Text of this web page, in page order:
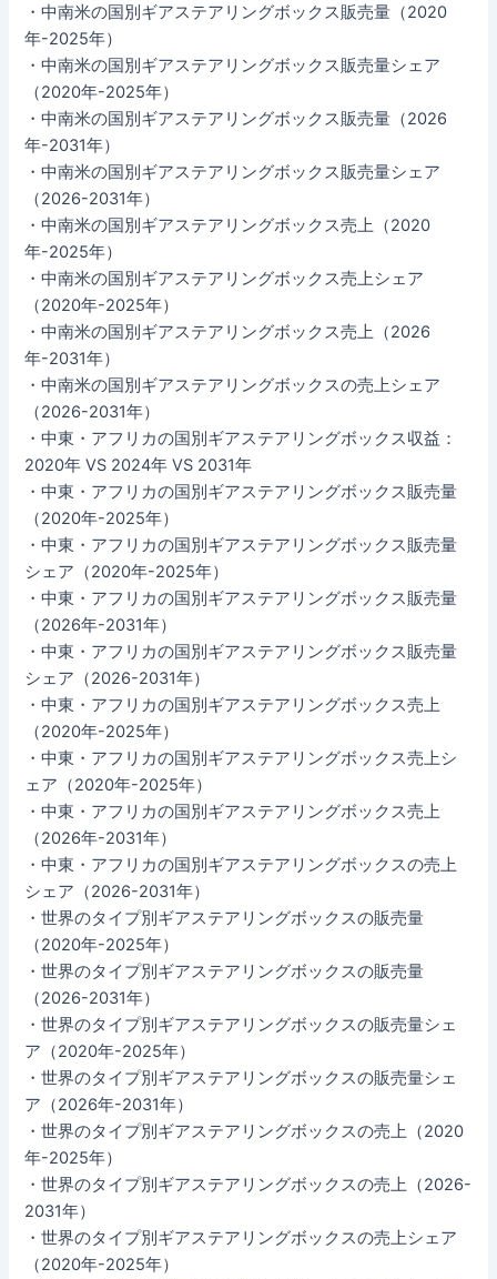
・中南米の国別ギアステアリングボックス販売量（2020
年-2025年）
・中南米の国別ギアステアリングボックス販売量シェア
（2020年-2025年）
・中南米の国別ギアステアリングボックス販売量（2026
年-2031年）
・中南米の国別ギアステアリングボックス販売量シェア
（2026-2031年）
・中南米の国別ギアステアリングボックス売上（2020
年-2025年）
・中南米の国別ギアステアリングボックス売上シェア
（2020年-2025年）
・中南米の国別ギアステアリングボックス売上（2026
年-2031年）
・中南米の国別ギアステアリングボックスの売上シェア
（2026-2031年）
・中東・アフリカの国別ギアステアリングボックス収益：
2020年 VS 2024年 VS 2031年
・中東・アフリカの国別ギアステアリングボックス販売量
（2020年-2025年）
・中東・アフリカの国別ギアステアリングボックス販売量
シェア（2020年-2025年）
・中東・アフリカの国別ギアステアリングボックス販売量
（2026年-2031年）
・中東・アフリカの国別ギアステアリングボックス販売量
シェア（2026-2031年）
・中東・アフリカの国別ギアステアリングボックス売上
（2020年-2025年）
・中東・アフリカの国別ギアステアリングボックス売上シ
ェア（2020年-2025年）
・中東・アフリカの国別ギアステアリングボックス売上
（2026年-2031年）
・中東・アフリカの国別ギアステアリングボックスの売上
シェア（2026-2031年）
・世界のタイプ別ギアステアリングボックスの販売量
（2020年-2025年）
・世界のタイプ別ギアステアリングボックスの販売量
（2026-2031年）
・世界のタイプ別ギアステアリングボックスの販売量シェ
ア（2020年-2025年）
・世界のタイプ別ギアステアリングボックスの販売量シェ
ア（2026年-2031年）
・世界のタイプ別ギアステアリングボックスの売上（2020
年-2025年）
・世界のタイプ別ギアステアリングボックスの売上（2026-
2031年）
・世界のタイプ別ギアステアリングボックスの売上シェア
（2020年-2025年）